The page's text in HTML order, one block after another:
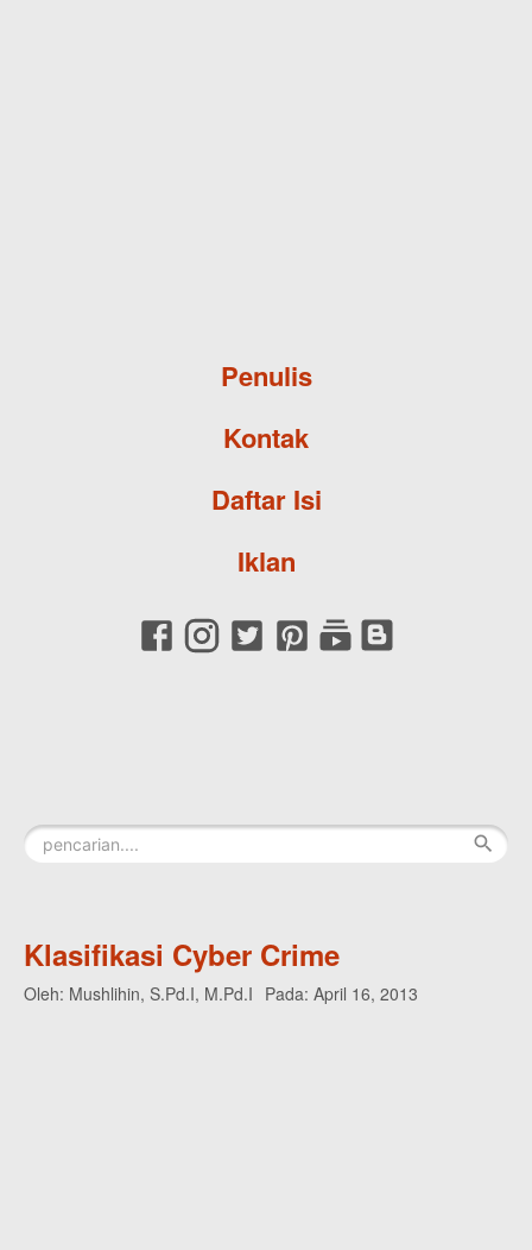
Penulis
Kontak
Daftar Isi
Iklan
Klasifikasi Cyber Crime
Oleh: Mushlihin, S.Pd.I, M.Pd.I Pada: April 16, 2013